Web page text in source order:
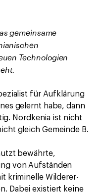
gemeinsame
Technologien
für Aufklärung
gelernt habe, dann
Nordkenia ist nicht
gleich Gemeinde B.
bewährte,
von Aufständen
kriminelle Wilderer-
Dabei existiert keine